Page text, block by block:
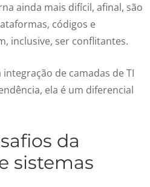
ainda mais difícil, afinal, são
códigos e
inclusive, ser conflitantes.
integração de camadas de TI
ela é um diferencial
da
sistemas